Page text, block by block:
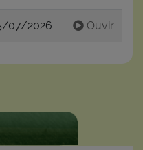
Ouvir
07/2026